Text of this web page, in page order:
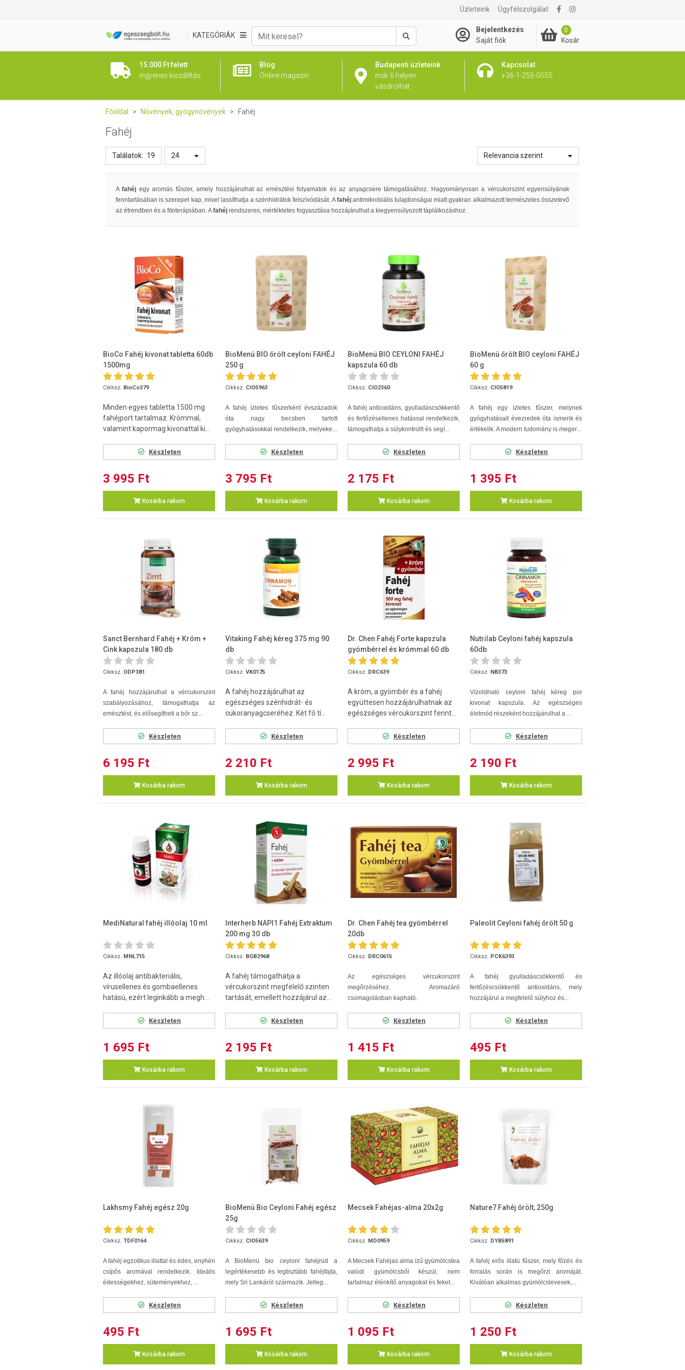
Üzleteink Ügyfélszolgálat
KATEGÓRIÁK
Keresés
Bejelentkezés
Saját fiók
0
Kosár
15.000 Ft felett
ingyenes kiszállítás
Blog
Online magazin
Budapesti üzleteink
már 6 helyen
vásárolhat
Kapcsolat
+36-1-255-0555
Főoldal Növények, gyógynövények Fahéj
Fahéj
Találatok: 19 24 Relevancia szerint
Afahéj egy aromás fűszer, amely hozzájárulhat az emésztési folyamatok és az anyagcsere támogatásához. Hagyományosan a vércukorszint egyensúlyának
fenntartásában is szerepet kap, mivel lassíthatja a szénhidrátok felszívódását. Afahéjantimikrobiális tulajdonságai miatt gyakran alkalmazott természetes összetevő
az étrendben és a fitoterápiában. Afahéj rendszeres, mértékletes fogyasztása hozzájárulhat a kiegyensúlyozott táplálkozáshoz.
BioCo Fahéj kivonat tabletta 60db
1500mg
Cikksz. BioCo379
Minden egyes tabletta 1500 mg
fahéjport tartalmaz. Krómmal,
valamint kapormag kivonattal ki...
Készleten
3 995 Ft
Kosárba rakom
BioMenü BIO őrölt ceyloni FAHÉJ
250 g
Cikksz. CIO5963
A fahéj ízletes fűszerként évszázadok
óta nagy becsben tartott
gyógyhatásokkal rendelkezik, melyeke...
Készleten
3 795 Ft
Kosárba rakom
BioMenü BIO CEYLONI FAHÉJ
kapszula 60 db
Cikksz. CIO2360
A fahéj antioxidáns, gyulladáscsökkentő
és fertőzésellenes hatással rendelkezik,
támogathatja a súlykontrollt és segí...
Készleten
2 175 Ft
Kosárba rakom
BioMenü őrölt BIO ceyloni FAHÉJ
60 g
Cikksz. CIO5819
A fahéj egy ízletes fűszer, melynek
gyógyhatásait évezredek óta ismerik és
értékelik. A modern tudomány is meger...
Készleten
1 395 Ft
Kosárba rakom
Sanct Bernhard Fahéj + Króm +
Cink kapszula 180 db
Cikksz. ODP381
A fahéj hozzájárulhat a vércukorszint
szabályozásához, támogathatja az
emésztést, és elősegítheti a bőr sz...
Készleten
6 195 Ft
Kosárba rakom
Vitaking Fahéj kéreg 375 mg 90
db
Cikksz. VK0175
A fahéj hozzájárulhat az
egészséges szénhidrát- és
cukoranyagcseréhez. Két fő tí...
Készleten
2 210 Ft
Kosárba rakom
Dr. Chen Fahéj Forte kapszula
gyömbérrel és krómmal 60 db
Cikksz. DRC639
A króm, a gyömbér és a fahéj
együttesen hozzájárulhatnak az
egészséges vércukorszint fennt...
Készleten
2 995 Ft
Kosárba rakom
Nutrilab Ceyloni fahéj kapszula
60db
Cikksz. NB373
Vízoldható ceyloni fahéj kéreg por
kivonat kapszula. Az egészséges
életmód részeként hozzájárulhat a ...
Készleten
2 190 Ft
Kosárba rakom
MediNatural fahéj illóolaj 10 ml
Cikksz. MNL715
Az illóolaj antibakteriális,
vírusellenes és gombaellenes
hatású, ezért leginkább a megh...
Készleten
1 695 Ft
Kosárba rakom
Interherb NAPI1 Fahéj Extraktum
200 mg 30 db
Cikksz. BGB2968
A fahéj támogathatja a
vércukorszint megfelelő szinten
tartását, emellett hozzájárul az...
Készleten
2 195 Ft
Kosárba rakom
Dr. Chen Fahéj tea gyömbérrel
20db
Cikksz. DRC0615
Az egészséges vércukorszint
megőrzéséhez. Aromazáró
csomagolásban kapható.
Készleten
1 415 Ft
Kosárba rakom
Paleolit Ceyloni fahéj őrölt 50 g
Cikksz. PCK6393
A fahéj gyulladáscsökkentő és
fertőzéscsökkentő antioxidáns, mely
hozzájárul a megfelelő súlyhoz és...
Készleten
495 Ft
Kosárba rakom
Lakhsmy Fahéj egész 20g
Cikksz. TDF0164
A fahéj egzotikus illattal és édes, enyhén
csípős aromával rendelkezik. Ideális
édességekhez, süteményekhez, ...
Készleten
495 Ft
Kosárba rakom
BioMenü Bio Ceyloni Fahéj egész
25g
Cikksz. CIO5639
A BioMenü bio ceyloni fahéjrúd a
legértékesebb és legtisztább fahéjfajta,
mely Sri Lankáról származik. Jelleg...
Készleten
1 695 Ft
Kosárba rakom
Mecsek Fahéjas-alma 20x2g
Cikksz. MD0959
A Mecsek Fahéjas alma ízű gyümölcstea
valódi gyümölcsből készül, nem
tartalmaz élénkítő anyagokat és feket...
Készleten
1 095 Ft
Kosárba rakom
Nature7 Fahéj őrölt, 250g
Cikksz. DYB5891
A fahéj erős illatú fűszer, mely főzés és
forralás során is megőrzi aromáját.
Kiválóan alkalmas gyümölcslevesek,...
Készleten
1 250 Ft
Kosárba rakom